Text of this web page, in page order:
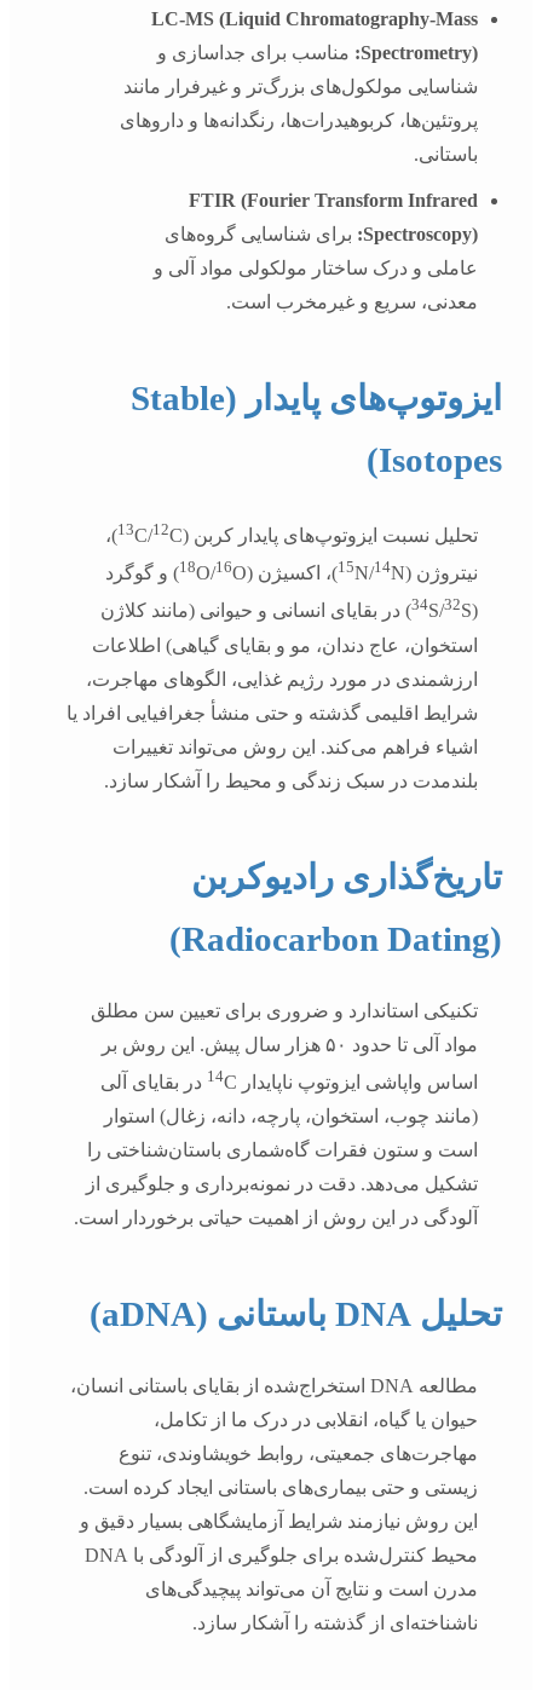
LC-MS (Liquid Chromatography-Mass
Spectrometry): مناسب برای جداسازی و
شناسایی مولکول‌های بزرگ‌تر و غیرفرار مانند
پروتئین‌ها، کربوهیدرات‌ها، رنگدانه‌ها و داروهای
باستانی.
FTIR (Fourier Transform Infrared
Spectroscopy): برای شناسایی گروه‌های
عاملی و درک ساختار مولکولی مواد آلی و
معدنی، سریع و غیرمخرب است.
ایزوتوپ‌های پایدار (Stable
Isotopes)
تحلیل نسبت ایزوتوپ‌های پایدار کربن ( 13C/12
C)،
نیتروژن (
15N/14N)، اکسیژن ( 18O/16
O) و گوگرد
(
34S/32
S) در بقایای انسانی و حیوانی (مانند کلاژن
استخوان، عاج دندان، مو و بقایای گیاهی) اطلاعات
ارزشمندی در مورد رژیم غذایی، الگوهای مهاجرت،
شرایط اقلیمی گذشته و حتی منشأ جغرافیایی افراد یا
اشیاء فراهم می‌کند. این روش می‌تواند تغییرات
بلندمدت در سبک زندگی و محیط را آشکار سازد.
تاریخ‌گذاری رادیوکربن
(Radiocarbon Dating)
تکنیکی استاندارد و ضروری برای تعیین سن مطلق
مواد آلی تا حدود ۵۰ هزار سال پیش. این روش بر
اساس واپاشی ایزوتوپ ناپایدار
14 C در بقایای آلی
(مانند چوب، استخوان، پارچه، دانه، زغال) استوار
است و ستون فقرات گاه‌شماری باستان‌شناختی را
تشکیل می‌دهد. دقت در نمونه‌برداری و جلوگیری از
آلودگی در این روش از اهمیت حیاتی برخوردار است.
تحلیل DNA باستانی (aDNA)
مطالعه DNA استخراج‌شده از بقایای باستانی انسان،
حیوان یا گیاه، انقلابی در درک ما از تکامل،
مهاجرت‌های جمعیتی، روابط خویشاوندی، تنوع
زیستی و حتی بیماری‌های باستانی ایجاد کرده است.
این روش نیازمند شرایط آزمایشگاهی بسیار دقیق و
محیط کنترل‌شده برای جلوگیری از آلودگی با DNA
مدرن است و نتایج آن می‌تواند پیچیدگی‌های
ناشناخته‌ای از گذشته را آشکار سازد.